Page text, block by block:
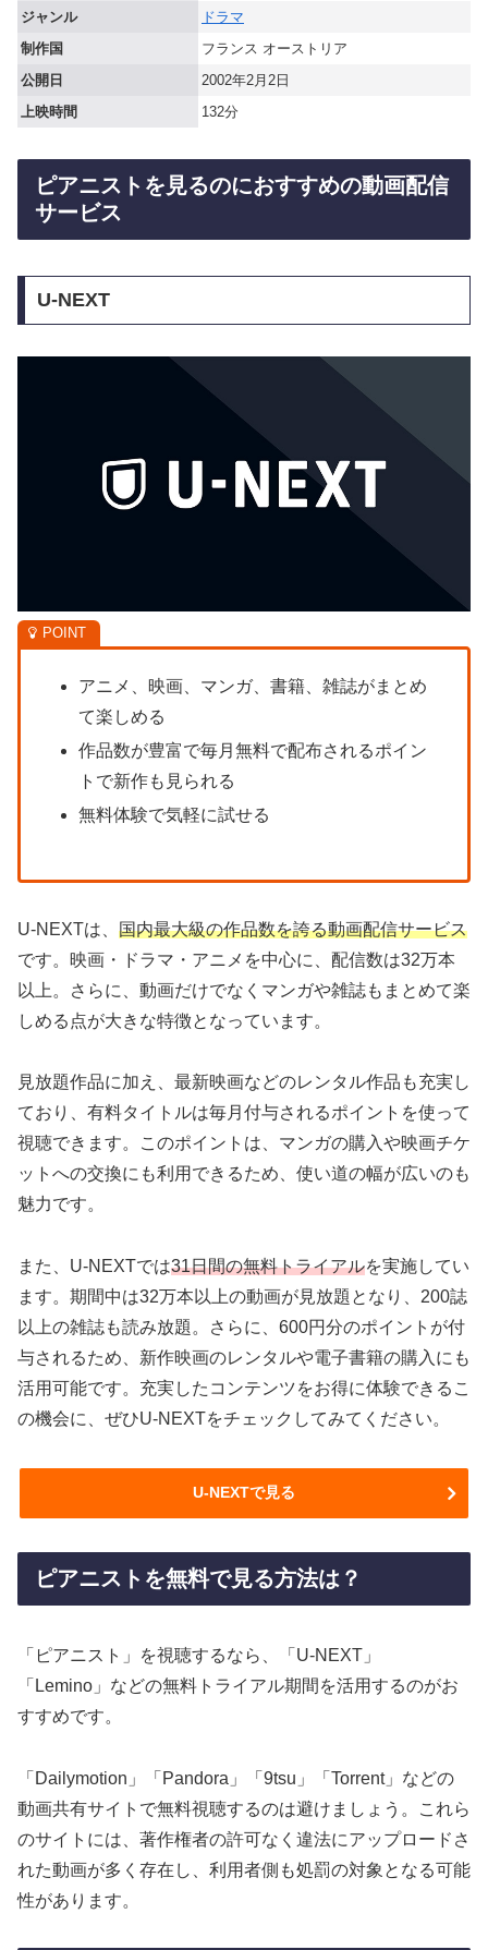
ジャンル
ドラマ
制作国
フランス オーストリア
公開日
2002年2月2日
上映時間
132分
ピアニストを見るのにおすすめの動画配信
サービス
U-NEXT
アニメ、映画、マンガ、書籍、雑誌がまとめ
て楽しめる
作品数が豊富で毎月無料で配布されるポイン
トで新作も見られる
無料体験で気軽に試せる
U-NEXTは、 国内最大級の作品数を誇る動画配信サービス
です。映画・ドラマ・アニメを中心に、配信数は32万本
以上。さらに、動画だけでなくマンガや雑誌もまとめて楽
しめる点が大きな特徴となっています。
見放題作品に加え、最新映画などのレンタル作品も充実し
ており、有料タイトルは毎月付与されるポイントを使って
視聴できます。このポイントは、マンガの購入や映画チケ
ットへの交換にも利用できるため、使い道の幅が広いのも
魅力です。
また、U-NEXTでは31日間の無料トライアルを実施してい
ます。期間中は32万本以上の動画が見放題となり、200誌
以上の雑誌も読み放題。さらに、600円分のポイントが付
与されるため、新作映画のレンタルや電子書籍の購入にも
活用可能です。充実したコンテンツをお得に体験できるこ
の機会に、ぜひU-NEXTをチェックしてみてください。
U-NEXTで見る
ピアニストを無料で見る方法は？
「ピアニスト」を視聴するなら、「U-NEXT」
「Lemino」などの無料トライアル期間を活用するのがお
すすめです。
「Dailymotion」「Pandora」「9tsu」「Torrent」などの
動画共有サイトで無料視聴するのは避けましょう。これら
のサイトには、著作権者の許可なく違法にアップロードさ
れた動画が多く存在し、利用者側も処罰の対象となる可能
性があります。